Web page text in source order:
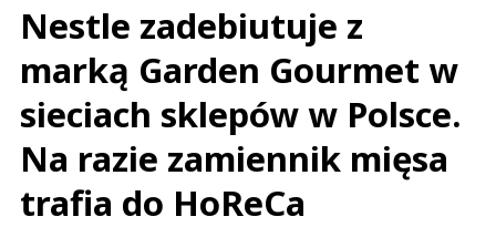
Nestle zadebiutuje z
marką Garden Gourmet w
sieciach sklepów w Polsce.
Na razie zamiennik mięsa
trafia do HoReCa